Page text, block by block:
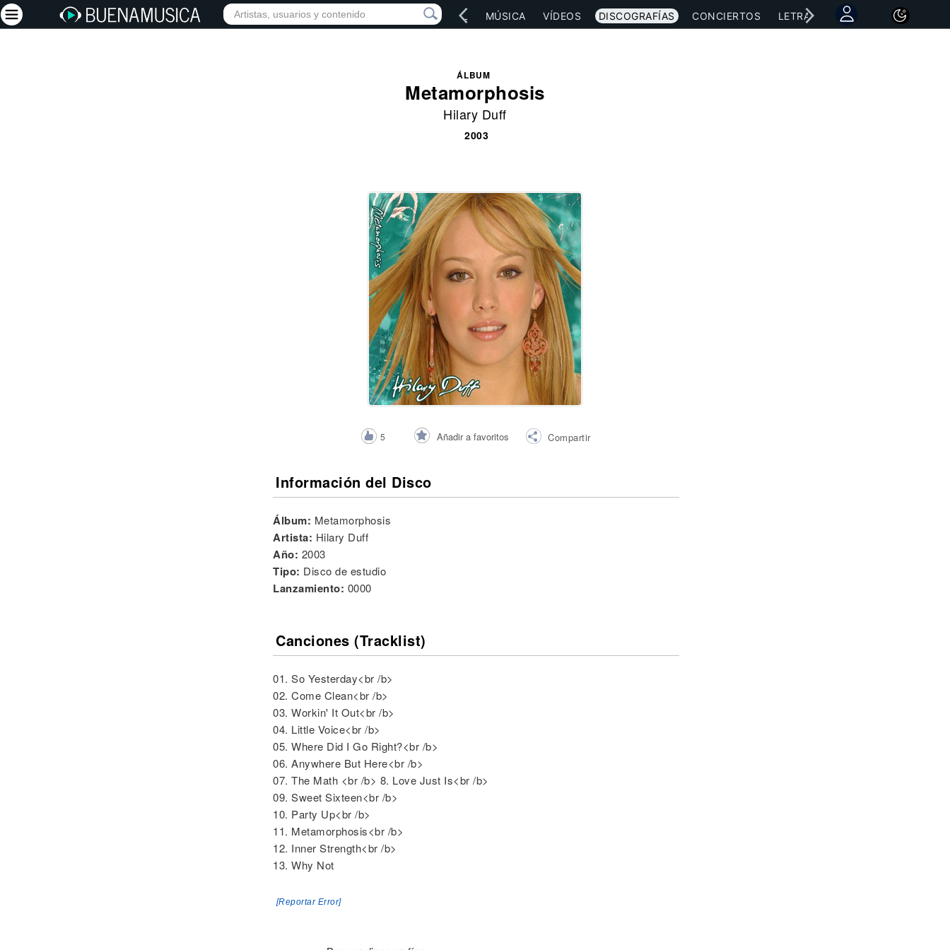
INICIO ARTISTAS RED SOCIAL MÚSICA VÍDEOS DISCOGRAFÍAS CONCIERTOS LETRAS NOTICIAS
ÁLBUM
Metamorphosis
Hilary Duff
2003
5 Añadir a favoritos Compartir
Información del Disco
Álbum: Metamorphosis
Artista: Hilary Duff
Año: 2003
Tipo: Disco de estudio
Lanzamiento: 0000
Canciones (Tracklist)
01. So Yesterday<br /b>
02. Come Clean<br /b>
03. Workin' It Out<br /b>
04. Little Voice<br /b>
05. Where Did I Go Right?<br /b>
06. Anywhere But Here<br /b>
07. The Math <br /b> 8. Love Just Is<br /b>
09. Sweet Sixteen<br /b>
10. Party Up<br /b>
11. Metamorphosis<br /b>
12. Inner Strength<br /b>
13. Why Not
[Reportar Error]